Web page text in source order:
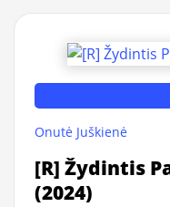
Onutė Juškienė
[R] Žydintis
(2024)